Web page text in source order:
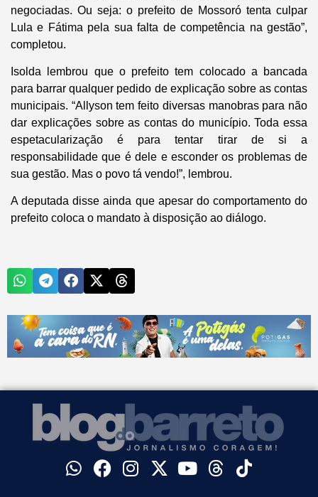
negociadas. Ou seja: o prefeito de Mossoró tenta culpar
Lula e Fátima pela sua falta de competência na gestão”,
completou.
Isolda lembrou que o prefeito tem colocado a bancada
para barrar qualquer pedido de explicação sobre as contas
municipais. “Allyson tem feito diversas manobras para não
dar explicações sobre as contas do município. Toda essa
espetacularização é para tentar tirar de si a
responsabilidade que é dele e esconder os problemas de
sua gestão. Mas o povo tá vendo!”, lembrou.
A deputada disse ainda que apesar do comportamento do
prefeito coloca o mandato à disposição ao diálogo.